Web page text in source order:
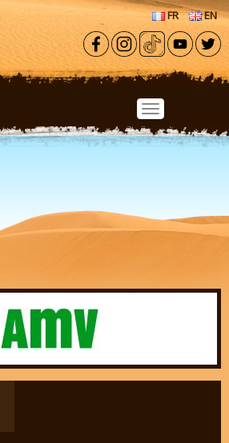
Aller au contenu principal
FR EN